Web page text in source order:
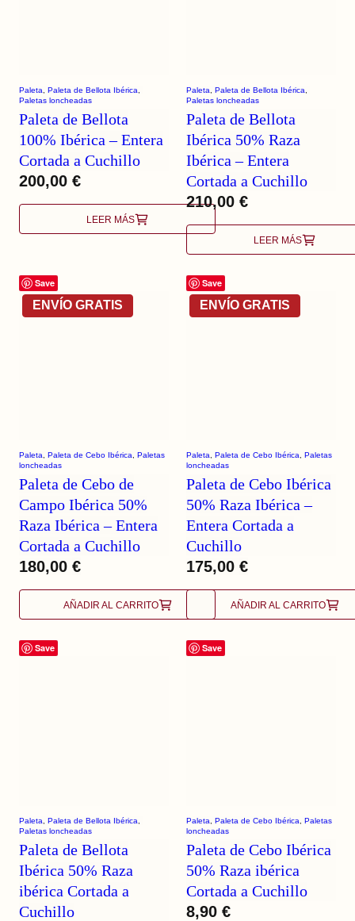
Paleta Paleta de Bellota Ibérica
Paletas loncheadas
Paleta de Bellota
100% Ibérica – Entera
Cortada a Cuchillo
200,00 €
LEER MÁS
Paleta , Paleta de Bellota Ibérica
Paletas loncheadas
Paleta de Bellota
Ibérica 50% Raza
Ibérica – Entera
Cortada a Cuchillo
210,00€
LEER MÁS
Save
Paleta, Paleta de Cebo Ibérica, Paletas
loncheadas
Paleta de Cebo de
Campo Ibérica 50%
Raza Ibérica – Entera
Cortada a Cuchillo
180,00 €
AÑADIR AL CARRITO
Save
Paleta, Paleta de Cebo Ibérica, Paletas
loncheadas
Paleta de Cebo Ibérica
50% Raza Ibérica –
Entera Cortada a
Cuchillo
175,00€
AÑADIR AL CARRITO
Save
Paleta Paleta de Bellota Ibérica
Paletas loncheadas
Paleta de Bellota
Ibérica 50% Raza
ibérica Cortada a
Cuchillo
Save
Paleta , Paleta de Cebo Ibérica , Paletas
loncheadas
Paleta de Cebo Ibérica
50% Raza ibérica
Cortada a Cuchillo
8,90€